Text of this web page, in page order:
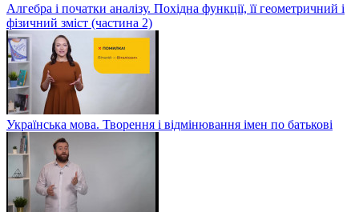
Алгебра і початки аналізу. Похідна функції, її геометричний і
фізичний зміст (частина 2)
Українська мова. Творення і відмінювання імен по батькові